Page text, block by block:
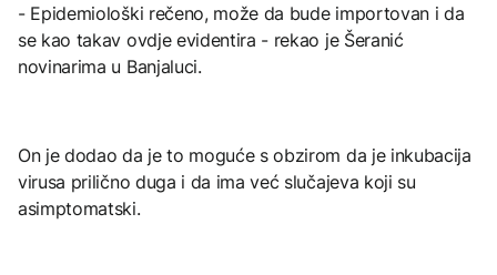
Britanska kraljevska
kovnica iz elektronskog
otpada izdvaja zlato
- Epidemiološki rečeno, može da bude importovan i da
se kao takav ovdje evidentira - rekao je Šeranić
novinarima u Banjaluci.
On je dodao da je to moguće s obzirom da je inkubacija
virusa prilično duga i da ima već slučajeva koji su
asimptomatski.